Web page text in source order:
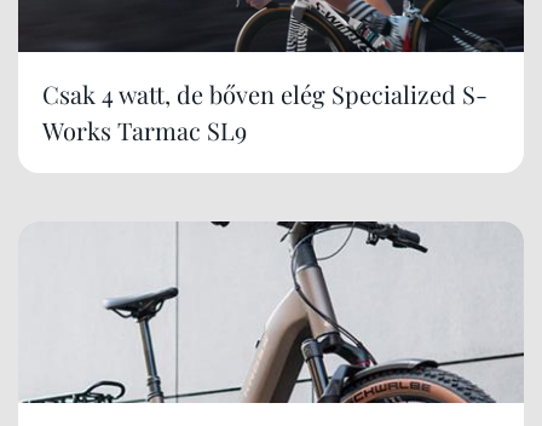
Csak 4 watt, de bőven elég Specialized S-
Works Tarmac SL9